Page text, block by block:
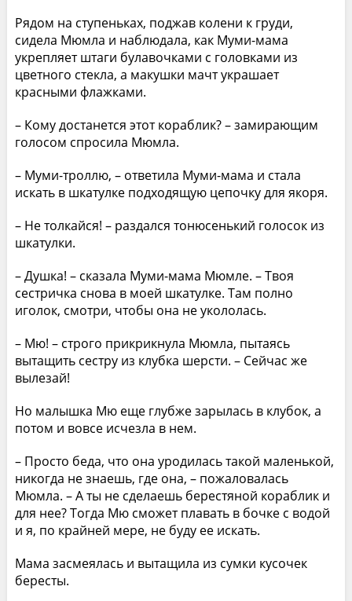
Рядом на ступеньках, поджав колени к груди,
сидела Мюмла и наблюдала, как Муми-мама
укрепляет штаги булавочками с головками из
цветного стекла, а макушки мачт украшает
красными флажками.
– Кому достанется этот кораблик? – замирающим
голосом спросила Мюмла.
– Муми-троллю, – ответила Муми-мама и стала
искать в шкатулке подходящую цепочку для якоря.
– Не толкайся! – раздался тонюсенький голосок из
шкатулки.
– Душка! – сказала Муми-мама Мюмле. – Твоя
сестричка снова в моей шкатулке. Там полно
иголок, смотри, чтобы она не укололась.
– Мю! – строго прикрикнула Мюмла, пытаясь
вытащить сестру из клубка шерсти. – Сейчас же
вылезай!
Но малышка Мю еще глубже зарылась в клубок, а
потом и вовсе исчезла в нем.
– Просто беда, что она уродилась такой маленькой,
никогда не знаешь, где она, – пожаловалась
Мюмла. – А ты не сделаешь берестяной кораблик и
для нее? Тогда Мю сможет плавать в бочке с водой
и я, по крайней мере, не буду ее искать.
Мама засмеялась и вытащила из сумки кусочек
бересты.